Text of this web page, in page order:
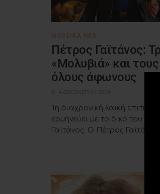
Πέτρος Γαϊτάνος:
«Μολυβιά» και
όλους άφωνους
Τη διαχρονική λαϊκή
ερμηνεύει με το δικό του
Γαϊτάνος. Ο Πέτρος Γαϊτάνος